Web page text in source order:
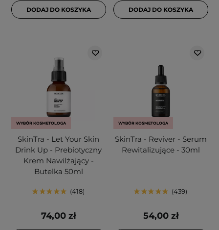
DODAJ DO KOSZYKA DODAJ DO KOSZYKA
WYBÓR KOSMETOLOGA
SkinTra - Let Your Skin
Drink Up - Prebiotyczny
Krem Nawilżający -
Butelka 50ml
418
74,00 zł
WYBÓR KOSMETOLOGA
SkinTra - Reviver - Serum
Rewitalizujące - 30ml
439
54,00 zł